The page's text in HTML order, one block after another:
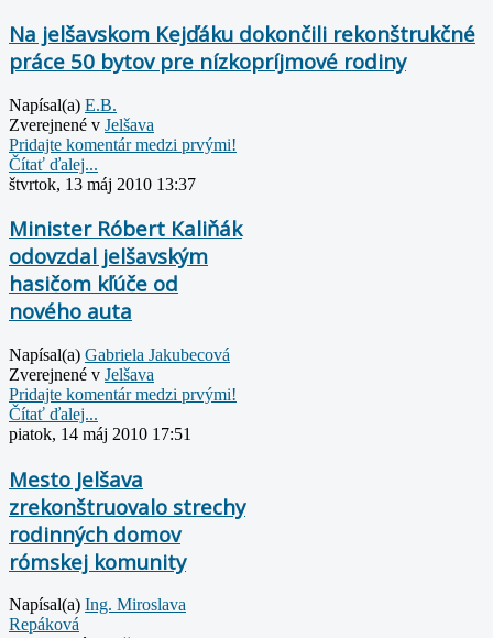
Na jelšavskom Kejďáku dokončili rekonštrukčné
práce 50 bytov pre nízkopríjmové rodiny
Napísal(a) E.B.
Zverejnené v Jelšava
Pridajte komentár medzi prvými!
Čítať ďalej...
štvrtok, 13 máj 2010 13:37
Minister Róbert Kaliňák
odovzdal jelšavským
hasičom kľúče od
nového auta
Napísal(a) Gabriela Jakubecová
Zverejnené v Jelšava
Pridajte komentár medzi prvými!
Čítať ďalej...
piatok, 14 máj 2010 17:51
Mesto Jelšava
zrekonštruovalo strechy
rodinných domov
rómskej komunity
Napísal(a) Ing. Miroslava
Repáková